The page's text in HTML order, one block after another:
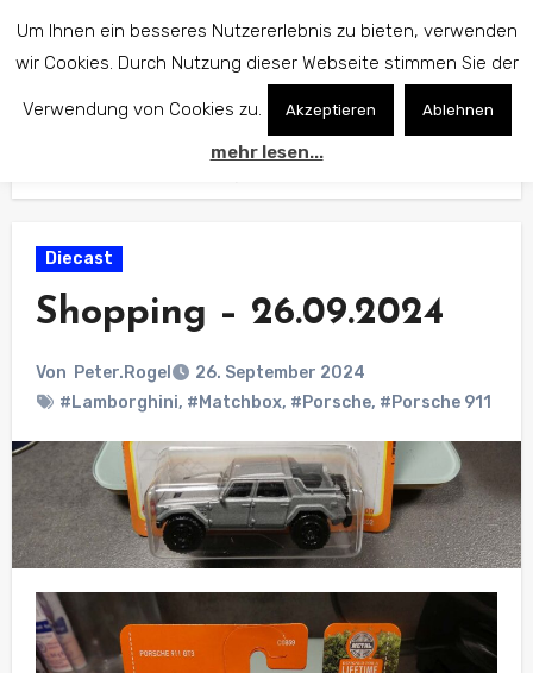
Diecast
Shopping – 26.09.2024
Von Peter.Rogel
26. September 2024
#Lamborghini, #Matchbox, #Porsche, #Porsche 911
Um Ihnen ein besseres Nutzererlebnis zu bieten, verwenden
wir Cookies. Durch Nutzung dieser Webseite stimmen Sie der
Verwendung von Cookies zu. Akzeptieren Ablehnen
mehr lesen...